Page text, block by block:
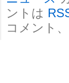
ントは
コメント